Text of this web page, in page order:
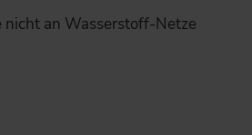
an Wasserstoff-Netze